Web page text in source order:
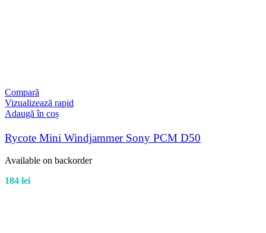
Compară
Vizualizează rapid
Adaugă în coș
Rycote Mini Windjammer Sony PCM D50
Available on backorder
184 lei